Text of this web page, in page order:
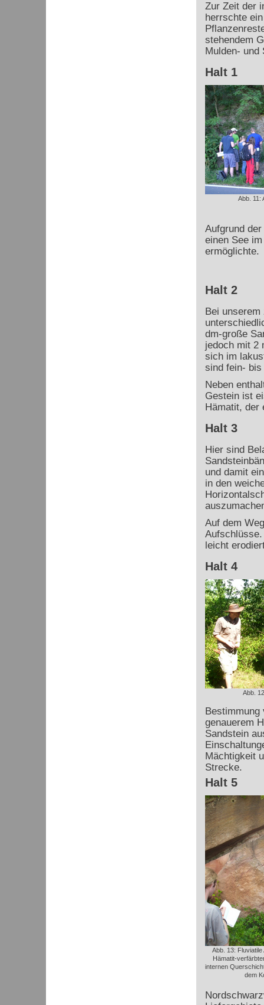
Zur Zeit der
herrschte
stehendem
Mulden- und
Halt 1
Abb. 11:
Aufgrund
einen See
ermöglichte.
Halt 2
Bei
dm-große
jedoch mit 2
sich im
sind fein-
Neben
Gestein ist
Hämatit, der
Halt 3
Hier sind
und damit
in den
Auf dem
leicht
Halt 4
Abb.
Bestimmung
genauerem
Sandstein
Mächtigkeit
Strecke.
Halt 5
Abb. 13: Fluviatile
Hämatit-
internen
dem